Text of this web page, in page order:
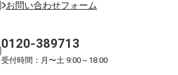
お問い合わせフォーム
0120-389713
受付時間：月〜土 9:00～18:00